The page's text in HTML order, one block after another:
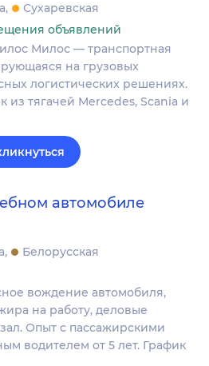
Сухаревская
объявлений
Милос — транспортная
на грузовых
логистических решениях.
тягачей Mercedes, Scania и
автомобиле
Белорусская
вождение автомобиля,
на работу, деловые
Опыт с пассажирскими
водителем от 5 лет. График